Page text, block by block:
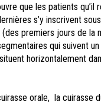
que les patients qu’il
s’y inscrivent
premiers jours de la
qui suivent
horizontalement
orale, la cuirasse